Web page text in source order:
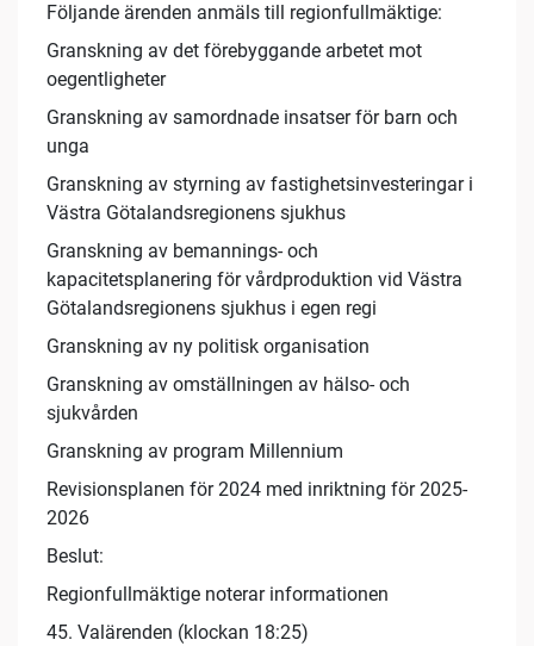
Följande ärenden anmäls till regionfullmäktige:
Granskning av det förebyggande arbetet mot
oegentligheter
Granskning av samordnade insatser för barn och
unga
Granskning av styrning av fastighetsinvesteringar i
Västra Götalandsregionens sjukhus
Granskning av bemannings- och
kapacitetsplanering för vårdproduktion vid Västra
Götalandsregionens sjukhus i egen regi
Granskning av ny politisk organisation
Granskning av omställningen av hälso- och
sjukvården
Granskning av program Millennium
Revisionsplanen för 2024 med inriktning för 2025-
2026
Beslut:
Regionfullmäktige noterar informationen
45. Valärenden (klockan 18:25)